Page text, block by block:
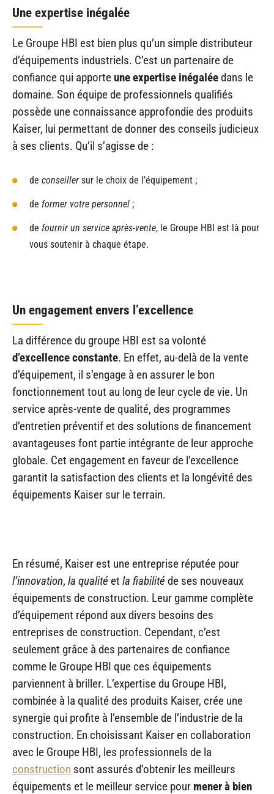
Une expertise inégalée
Le Groupe HBI est bien plus qu’un simple distributeur
d’équipements industriels. C’est un partenaire de
confiance qui apporte une expertise inégaléedans le
domaine. Son équipe de professionnels qualifiés
possède une connaissance approfondie des produits
Kaiser, lui permettant de donner des conseils judicieux
à ses clients. Qu’il s’agisse de :
de conseiller sur le choix de l’équipement ;
de former votre personnel ;
de fournir un service après-vente, le Groupe HBI est là pour
vous soutenir à chaque étape.
Un engagement envers l’excellence
La différence du groupe HBI est sa volonté
d’excellence constante. En effet, au-delà de la vente
d’équipement, il s’engage à en assurer le bon
fonctionnement tout au long de leur cycle de vie. Un
service après-vente de qualité, des programmes
d’entretien préventif et des solutions de financement
avantageuses font partie intégrante de leur approche
globale. Cet engagement en faveur de l’excellence
garantit la satisfaction des clients et la longévité des
équipements Kaiser sur le terrain.
En résumé, Kaiser est une entreprise réputée pour
l’innovation, la qualité et la fiabilitéde ses nouveaux
équipements de construction. Leur gamme complète
d’équipement répond aux divers besoins des
entreprises de construction. Cependant, c’est
seulement grâce à des partenaires de confiance
comme le Groupe HBI que ces équipements
parviennent à briller. L’expertise du Groupe HBI,
combinée à la qualité des produits Kaiser, crée une
synergie qui profite à l’ensemble de l’industrie de la
construction. En choisissant Kaiser en collaboration
avec le Groupe HBI, les professionnels de la
construction sont assurés d’obtenir les meilleurs
équipements et le meilleur service pour mener à bien